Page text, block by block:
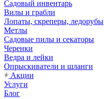
Садовый инвентарь
Вилы и грабли
Лопаты, скреперы, ледорубы
Метлы
Садовые пилы и секаторы
Черенки
Ведра и лейки
Опрыскиватели и шланги
Акции
Услуги
Блог